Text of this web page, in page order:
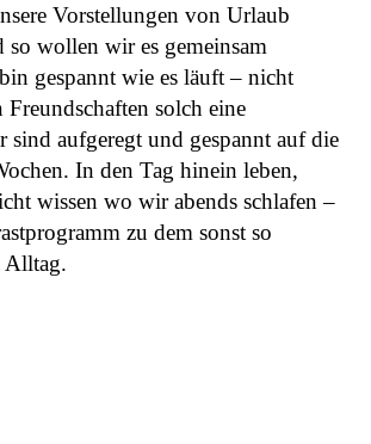
Vorstellungen von Urlaub
so wollen wir es gemeinsam
gespannt wie es läuft – nicht
Freundschaften solch eine
sind aufgeregt und gespannt auf die
In den Tag hinein leben,
wissen wo wir abends schlafen –
zu dem sonst so
Alltag.